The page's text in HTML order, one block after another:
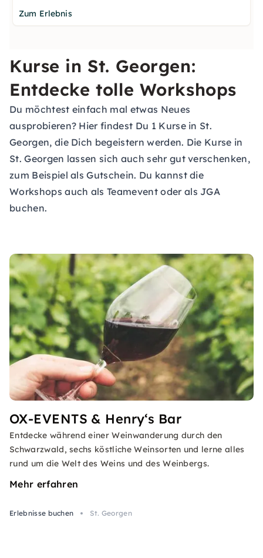
Zum Erlebnis
Kurse in St. Georgen:
Entdecke tolle Workshops
Du möchtest einfach mal etwas Neues
ausprobieren? Hier findest Du 1 Kurse in St.
Georgen, die Dich begeistern werden. Die Kurse in
St. Georgen lassen sich auch sehr gut verschenken,
zum Beispiel als Gutschein. Du kannst die
Workshops auch als Teamevent oder als JGA
buchen.
OX-EVENTS & Henry‘s Bar
Entdecke während einer Weinwanderung durch den
Schwarzwald, sechs köstliche Weinsorten und lerne alles
rund um die Welt des Weins und des Weinbergs.
Mehr erfahren
Erlebnisse buchen St. Georgen